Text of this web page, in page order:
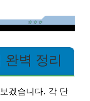
벽 정리
겠습니다. 각 단